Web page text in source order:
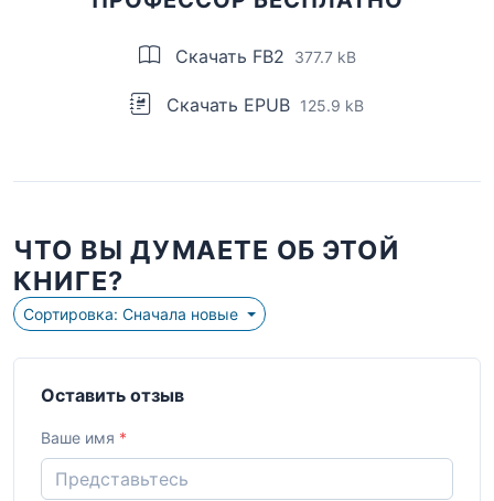
Скачать FB2 377.7 kB
Скачать EPUB 125.9 kB
ЧТО ВЫ ДУМАЕТЕ ОБ ЭТОЙ
КНИГЕ?
Сортировка: Сначала новые
Оставить отзыв
Ваше имя *